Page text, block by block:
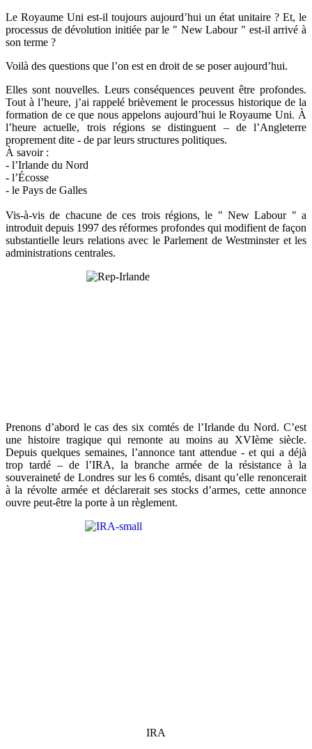
Le Royaume Uni est-il toujours aujourd’hui un état unitaire ? Et, le
processus de dévolution initiée par le " New Labour " est-il arrivé à
son terme ?
Voilà des questions que l’on est en droit de se poser aujourd’hui.
Elles sont nouvelles. Leurs conséquences peuvent être profondes.
Tout à l’heure, j’ai rappelé brièvement le processus historique de la
formation de ce que nous appelons aujourd’hui le Royaume Uni. À
l’heure actuelle, trois régions se distinguent – de l’Angleterre
proprement dite - de par leurs structures politiques.
À savoir :
- l’Irlande du Nord
- l’Écosse
- le Pays de Galles
Vis-à-vis de chacune de ces trois régions, le " New Labour " a
introduit depuis 1997 des réformes profondes qui modifient de façon
substantielle leurs relations avec le Parlement de Westminster et les
administrations centrales.
Prenons d’abord le cas des six comtés de l’Irlande du Nord. C’est
une histoire tragique qui remonte au moins au XVIème siècle.
Depuis quelques semaines, l’annonce tant attendue - et qui a déjà
trop tardé – de l’IRA, la branche armée de la résistance à la
souveraineté de Londres sur les 6 comtés, disant qu’elle renoncerait
à la révolte armée et déclarerait ses stocks d’armes, cette annonce
ouvre peut-être la porte à un règlement.
IRA